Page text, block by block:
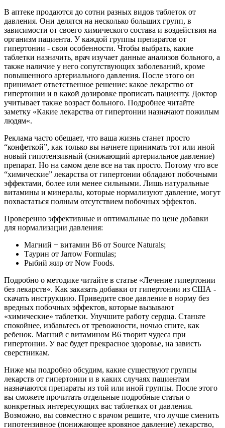
В аптеке продаются до сотни разных видов таблеток от
давления. Они делятся на несколько больших групп, в
зависимости от своего химического состава и воздействия на
организм пациента. У каждой группы препаратов от
гипертонии - свои особенности. Чтобы выбрать, какие
таблетки назначить, врач изучает данные анализов больного, а
также наличие у него сопутствующих заболеваний, кроме
повышенного артериального давления. После этого он
принимает ответственное решение: какое лекарство от
гипертонии и в какой дозировке прописать пациенту. Доктор
учитывает также возраст больного. Подробнее читайте
заметку «Какие лекарства от гипертонии назначают пожилым
людям«.
Реклама часто обещает, что ваша жизнь станет просто
“конфеткой”, как только вы начнете принимать тот или иной
новый гипотензивный (снижающий артериальное давление)
препарат. Но на самом деле все на так просто. Потому что все
“химические” лекарства от гипертонии обладают побочными
эффектами, более или менее сильными. Лишь натуральные
витамины и минералы, которые нормализуют давление, могут
похвастаться полным отсутствием побочных эффектов.
Проверенно эффективные и оптимальные по цене добавки
для нормализации давления:
Магний + витамин В6 от Source Naturals;
Таурин от Jarrow Formulas;
Рыбий жир от Now Foods.
Подробно о методике читайте в статье «Лечение гипертонии
без лекарств«. Как заказать добавки от гипертонии из США -
скачать инструкцию. Приведите свое давление в норму без
вредных побочных эффектов, которые вызывают
«химические» таблетки. Улучшите работу сердца. Станьте
спокойнее, избавьтесь от тревожности, ночью спите, как
ребенок. Магний с витамином В6 творит чудеса при
гипертонии. У вас будет прекрасное здоровье, на зависть
сверстникам.
Ниже мы подробно обсудим, какие существуют группы
лекарств от гипертонии и в каких случаях пациентам
назначаются препараты из той или иной группы. После этого
вы сможете прочитать отдельные подробные статьи о
конкретных интересующих вас таблетках от давления.
Возможно, вы совместно с врачом решите, что лучше сменить
гипотензивное (понижающее кровяное давление) лекарство,